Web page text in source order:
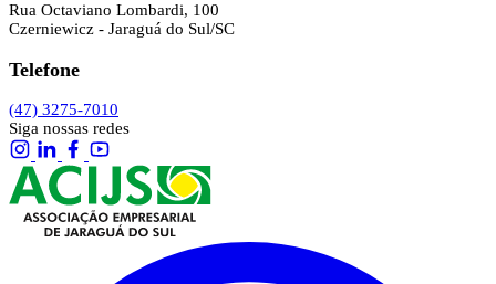
Rua Octaviano Lombardi, 100
Czerniewicz - Jaraguá do Sul/SC
Telefone
(47) 3275-7010
Siga nossas redes